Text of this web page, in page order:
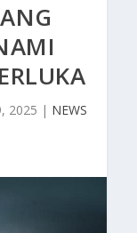
2025 | NEWS